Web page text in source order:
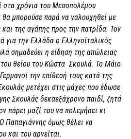
στα χρόνια του Μεσοπολέμου
θα μπορούσε παρά να γαλουχηθεί με
και της αγάπης προς την πατρίδα. Τον
για την Ελλάδα ο Ελληνοϊταλικός
σημαδεύει η είδηση της απώλειας
θείου του Κώστα Σκουλά. Το Μάιο
την επίθεσή τους κατά της
μετέχει στις μάχες που έδωσε
Σκουλάς δεκαεξάχρονο παιδί, ζητά
πάρει μαζί του να πολεμήσει κι
Παπαγιάννης όμως θέλει να
και του αρνείται.